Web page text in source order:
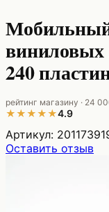
виниловых
240
★★★★★4.9
рейтинг магазину · 24
Артикул:
Оставить отзыв